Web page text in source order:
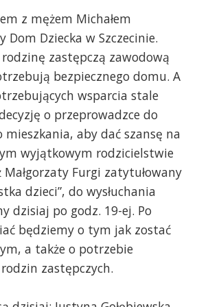
i
w Centrum
Gaweł
CUS
Rodziny zastępcze w Szczecinie
z mężem Michałem
Dom Dziecka w Szczecinie.
zastępczą zawodową
bezpiecznego domu. A
wsparcia stale
o przeprowadzce do
mieszkania, aby dać szansę na
wyjątkowym rodzicielstwie
Furgi zatytułowany
dzieci”, do wysłuchania
dzisiaj po godz. 19-ej. Po
będziemy o tym jak zostać
a także o potrzebie
zastępczych.